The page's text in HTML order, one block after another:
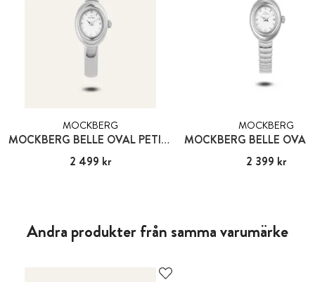
MOCKBERG
MOCKBERG BELLE OVAL PETITE BANGLE WATCH LARGE
Pris :2 499 kr
2 499 kr
MOCKBERG
Pris :2 399 kr
2 399 kr
Andra produkter från samma varumärke